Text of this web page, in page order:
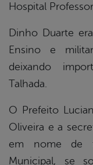
Hospital
Dinho Duarte
Ensino e
deixando
Talhada.
O Prefeito
Oliveira e a
em nome de
Municipal, se